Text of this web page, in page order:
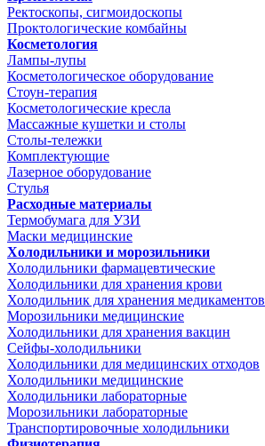
Ректоскопы, сигмоидоскопы
Проктологические комбайны
Косметология
Лампы-лупы
Косметологическое оборудование
Стоун-терапия
Косметологические кресла
Массажные кушетки и столы
Столы-тележки
Комплектующие
Лазерное оборудование
Стулья
Расходные материалы
Термобумага для УЗИ
Маски медицинские
Холодильники и морозильники
Холодильники фармацевтические
Холодильники для хранения крови
Холодильник для хранения медикаментов
Морозильники медицинские
Холодильники для хранения вакцин
Сейфы-холодильники
Холодильники для медицинских отходов
Холодильники медицинские
Холодильники лабораторные
Морозильники лабораторные
Транспортировочные холодильники